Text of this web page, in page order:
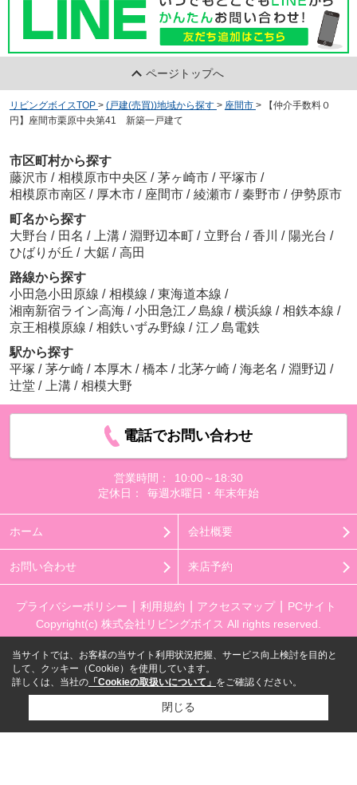
ページトップへ
リビングボイスTOP > (戸建(売買))地域から探す > 座間市 >
【仲介手数料０
円】座間市栗原中央第41 新築一戸建て
市区町村から探す
藤沢市 / 相模原市中央区 / 茅ヶ崎市 / 平塚市 /
相模原市南区 / 厚木市 / 座間市 / 綾瀬市 / 秦野市 / 伊勢原市
町名から探す
大野台 / 田名 / 上溝 / 淵野辺本町 / 立野台 / 香川 / 陽光台 /
ひばりが丘 / 大鋸 / 高田
路線から探す
小田急小田原線 / 相模線 / 東海道本線 /
湘南新宿ライン高海 / 小田急江ノ島線 / 横浜線 / 相鉄本線 /
京王相模原線 / 相鉄いずみ野線 / 江ノ島電鉄
駅から探す
平塚 / 茅ケ崎 / 本厚木 / 橋本 / 北茅ケ崎 / 海老名 / 淵野辺 /
辻堂 / 上溝 / 相模大野
電話でお問い合わせ
営業時間：
10:00～18:30
定休日：
毎週水曜日・年末年始
ホーム 会社概要
お問い合わせ 来店予約
プライバシーポリシー 利用規約 アクセスマップ
PCサイト
Copyright(c) 株式会社リビングボイス All rights reserved.
当サイトでは、お客様の当サイト利用状況把握、サービス向上検討を目的と
して、クッキー（Cookie）を使用しています。
詳しくは、当社の 「Cookieの取扱いについて」 をご確認ください。
閉じる